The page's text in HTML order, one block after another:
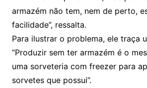
armazém não tem, nem de perto,
facilidade”, ressalta.
Para ilustrar o problema, ele traça
“Produzir sem ter armazém é o
uma sorveteria com freezer para
sorvetes que possui”.